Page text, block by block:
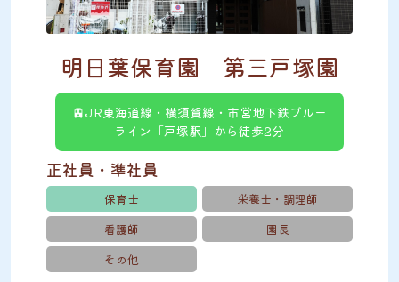
明日葉保育園 第三戸塚園
🚊JR東海道線・横須賀線・市営地下鉄ブルー
ライン「戸塚駅」から徒歩2分
正社員・準社員
保育士
栄養士・調理師
看護師
園長
その他